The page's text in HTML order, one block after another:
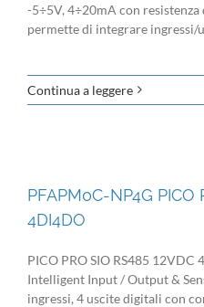
-5÷5V, 4÷20mA con resistenza
permette di integrare ingressi/
Continua a leggere
PFAPM0C-NP4G PICO
4DI4DO
PICO PRO SIO RS485
Intelligent Input / Output &
ingressi, 4 uscite digitali con